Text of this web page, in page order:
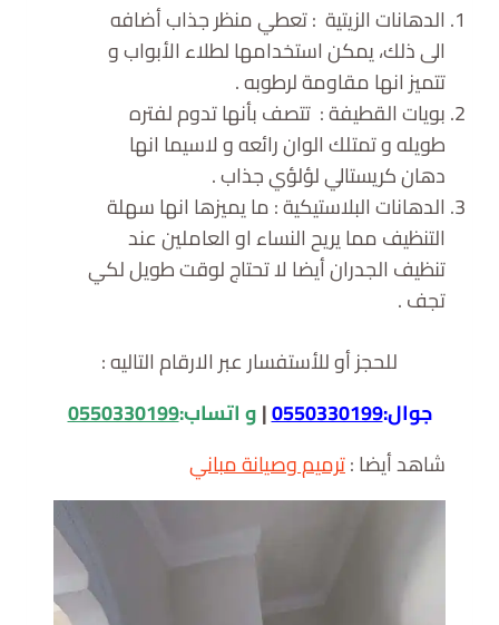
الدهانات الزيتية : تعطي منظر جذاب أضافه
الى ذلك، يمكن استخدامها لطلاء الأبواب و
تتميز انها مقاومة لرطوبه .
بويات القطيفة : تتصف بأنها تدوم لفتره
طويله و تمتلك الوان رائعه و لاسيما انها
دهان كريستالي لؤلؤي جذاب .
الدهانات البلاستيكية : ما يميزها انها سهلة
التنظيف مما يريح النساء او العاملين عند
تنظيف الجدران أيضا لا تحتاج لوقت طويل لكي
تجف .
للحجز أو للأستفسار عبر الارقام التاليه :
جوال:0550330199
|و اتساب:0550330199
شاهد أيضا :ترميم وصيانة مباني